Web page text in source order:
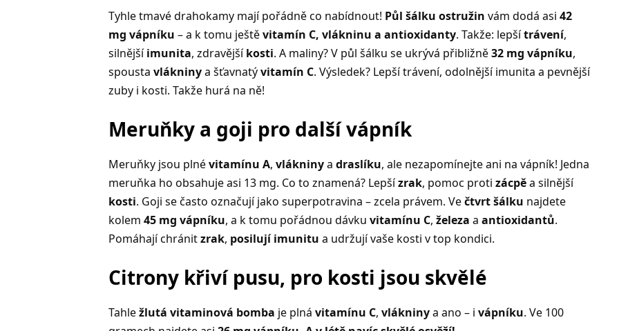
Tyhle tmavé drahokamy mají pořádně co nabídnout! Půl šálku ostružin vám dodá asi 42
mg vápníku – a k tomu ještěvitamín C, vlákninu a antioxidanty. Takže: lepšítrávení,
silnějšíimunita, zdravějšíkosti. A maliny? V půl šálku se ukrývá přibližně32 mg vápníku,
spousta vlákninya šťavnatývitamín C. Výsledek? Lepší trávení, odolnější imunita a pevnější
zuby i kosti. Takže hurá na ně!
Meruňky a goji pro další vápník
Meruňky jsou plnévitamínu A, vlákninya draslíku, ale nezapomínejte ani na vápník! Jedna
meruňka ho obsahuje asi 13 mg. Co to znamená? Lepšízrak, pomoc proti zácpěa silnější
kosti. Goji se často označují jako superpotravina – zcela právem. Večtvrt šálku najdete
kolem 45 mg vápníku, a k tomu pořádnou dávku vitamínu C, železa a antioxidantů.
Pomáhají chránitzrak, posilují imunitu a udržují vaše kosti v top kondici.
Citrony křiví pusu, pro kosti jsou skvělé
Tahležlutá vitaminová bomba je plná vitamínu C, vlákninya ano – i vápníku. Ve 100